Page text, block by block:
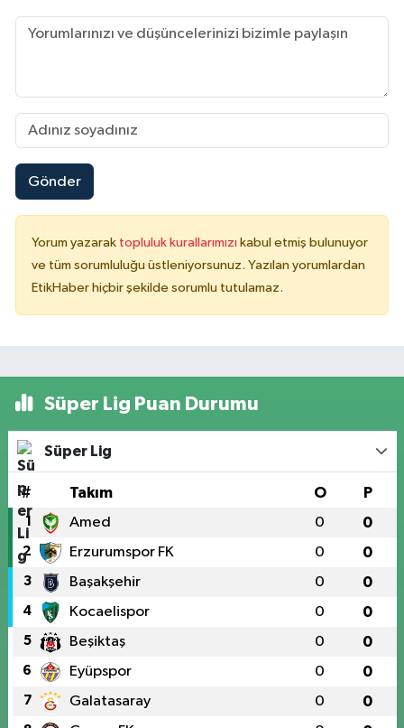
Gönder
Yorum yazarak topluluk kurallarımızı kabul etmiş bulunuyor
ve tüm sorumluluğu üstleniyorsunuz. Yazılan yorumlardan
EtikHaber hiçbir şekilde sorumlu tutulamaz.
Süper Lig Puan Durumu
Süper Lig
# Takım O P
1 Amed 0 0
2 Erzurumspor FK 0 0
3 Başakşehir 0 0
4 Kocaelispor 0 0
5 Beşiktaş 0 0
6 Eyüpspor 0 0
7 Galatasaray 0 0